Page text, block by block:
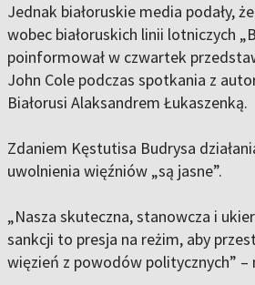
Jednak białoruskie media podały,
wobec białoruskich linii lotniczych
poinformował w czwartek
John Cole podczas spotkania z
Białorusi Alaksandrem Łukaszenką.
Zdaniem Kęstutisa Budrysa
uwolnienia więźniów „są jasne”.
„Nasza skuteczna, stanowcza i
sankcji to presja na reżim, aby
więzień z powodów politycznych” –